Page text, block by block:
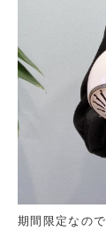
期間限定なの